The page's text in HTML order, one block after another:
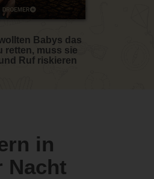
Babys das
retten, muss sie
Ruf riskieren
in
Nacht